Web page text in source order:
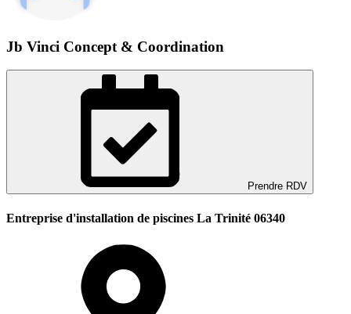
Jb Vinci Concept & Coordination
Prendre RDV
Entreprise d'installation de piscines La Trinité 06340